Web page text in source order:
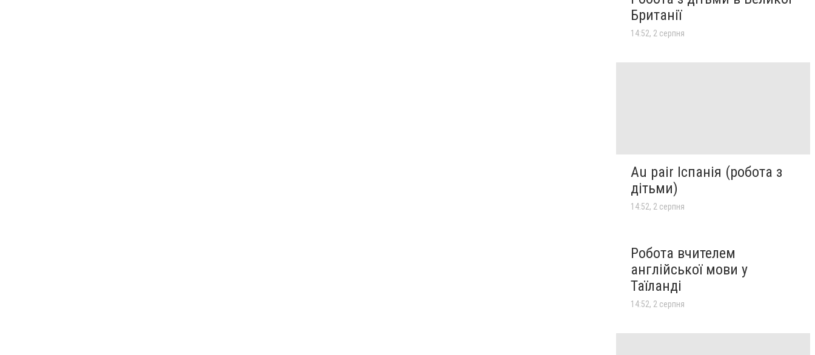
Британії
14:52, 2 серпня
Au pair Іспанія (робота з
дітьми)
14:52, 2 серпня
Робота вчителем
англійської мови у
Таїланді
14:52, 2 серпня